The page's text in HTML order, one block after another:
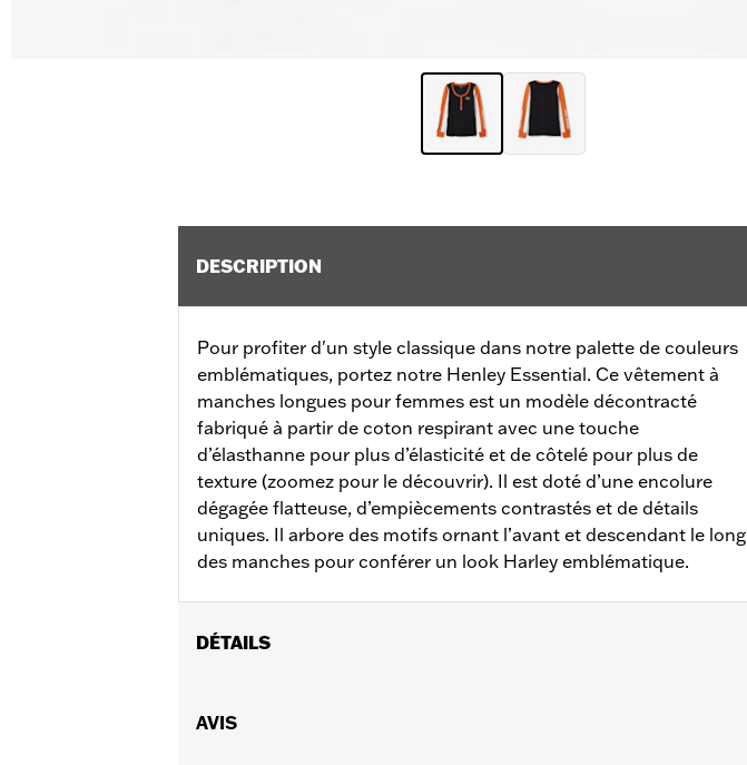
DESCRIPTION
Pour profiter d'un style classique dans notre palette de couleurs
emblématiques, portez notre Henley Essential. Ce vêtement à
manches longues pour femmes est un modèle décontracté
fabriqué à partir de coton respirant avec une touche
d’élasthanne pour plus d’élasticité et de côtelé pour plus de
texture (zoomez pour le découvrir). Il est doté d’une encolure
dégagée flatteuse, d’empiècements contrastés et de détails
uniques. Il arbore des motifs ornant l’avant et descendant le long
des manches pour conférer un look Harley emblématique.
DÉTAILS
GARANTIE:
AVIS